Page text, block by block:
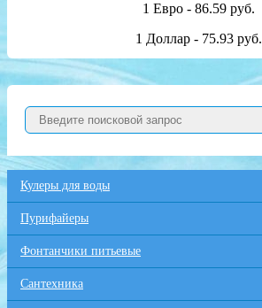
1 Евро - 86.59 руб.
1 Доллар - 75.93 руб.
Кулеры для воды
Пурифайеры
Фонтанчики питьевые
Сантехника